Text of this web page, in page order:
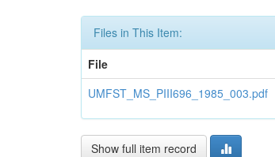
Files in This Item:
File
UMFST_MS_PIII696_1985_003.pdf
Show full item record